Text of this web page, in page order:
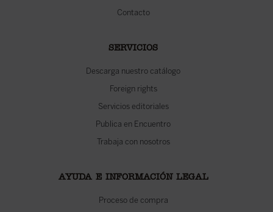
Contacto
SERVICIOS
Descarga nuestro catálogo
Foreign rights
Servicios editoriales
Publica en Encuentro
Trabaja con nosotros
AYUDA E INFORMACIÓN LEGAL
Proceso de compra